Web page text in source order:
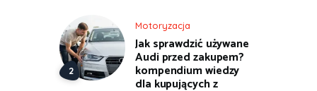
Motoryzacja
Jak sprawdzić używane
Audi przed zakupem?
kompendium wiedzy
dla kupujących z